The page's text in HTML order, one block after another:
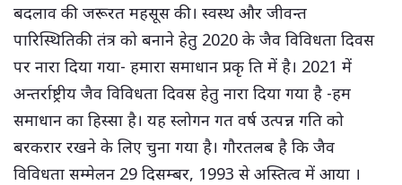
बदलाव की जरूरत महसूस की। स्वस्थ और जीवन्त
पारिस्थितिकी तंत्र को बनाने हेतु 2020 के जैव विविधता दिवस
पर नारा दिया गया- हमारा समाधान प्रकृ ति में है। 2021 में
अन्तर्राष्ट्रीय जैव विविधता दिवस हेतु नारा दिया गया है -हम
समाधान का हिस्सा है। यह स्लोगन गत वर्ष उत्पन्न गति को
बरकरार रखने के लिए चुना गया है। गौरतलब है कि जैव
विविधता सम्मेलन 29 दिसम्बर, 1993 से अस्तित्व में आया ।